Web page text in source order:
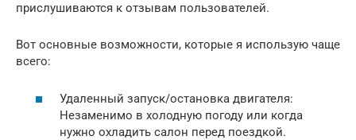
прислушиваются к отзывам пользователей.
Вот основные возможности, которые я использую чаще
всего:
Удаленный запуск/остановка двигателя:
Незаменимо в холодную погоду или когда
нужно охладить салон перед поездкой.